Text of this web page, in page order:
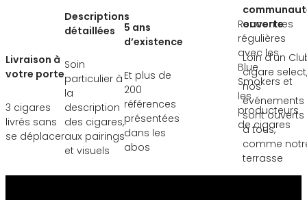
Livraison à
votre porte
3 cigares
livrés sans
se déplacer
Descriptions
détaillées
Soin
particulier à
la
description
des cigares,
aux pairings
et visuels
5 ans
d’existence
Et plus de
200
références
présentées
dans les
abos
Rencontres
régulières
avec les
Blue
Smokers et
les
producteurs
de cigares
ouverte
Loin d’un
cigare select,
nos
événements
sont ouverts
à tous,
comme
terrasse